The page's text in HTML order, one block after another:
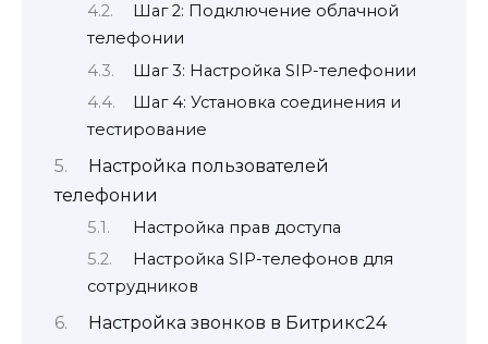
Шаг 2: Подключение облачной
телефонии
Шаг 3: Настройка SIP-телефонии
Шаг 4: Установка соединения и
тестирование
Настройка пользователей
телефонии
Настройка прав доступа
Настройка SIP-телефонов для
сотрудников
Настройка звонков в Битрикс24